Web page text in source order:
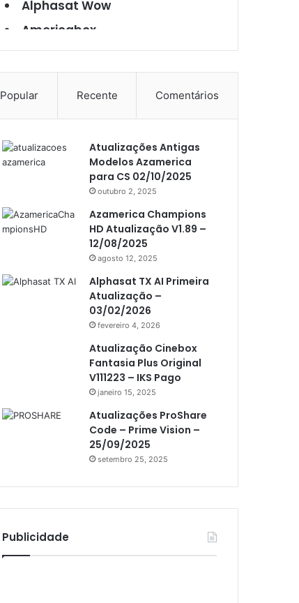
Alphasat Wow
Americabox
Americabox S101
Americabox S105 Plus
Americabox S205 Plus
Americabox S305 Plus
Atacado Games
Athomics Eon
Athomics i3
Athomics i3 Bold
Athomics Inspire Qi
Athomics inspire Qi Compact
Athomics Inspire Qi Lite
Athomics S3
Athomics T3
ATV
Popular Recente Comentários
Atualizações Antigas
Modelos Azamerica
para CS 02/10/2025
outubro 2, 2025
Azamerica Champions
HD Atualização V1.89 –
12/08/2025
agosto 12, 2025
Alphasat TX AI Primeira
Atualização –
03/02/2026
fevereiro 4, 2026
Atualização Cinebox
Fantasia Plus Original
V111223 – IKS Pago
janeiro 15, 2025
Atualizações ProShare
Code – Prime Vision –
25/09/2025
setembro 25, 2025
Publicidade